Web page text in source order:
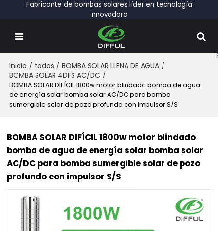
Fabricante de bombas solares líder en tecnología
innovadora
Inicio / todos / BOMBA SOLAR LLENA DE AGUA /
BOMBA SOLAR 4DFS AC/DC /
BOMBA SOLAR DIFÍCIL 1800w motor blindado bomba de agua
de energía solar bomba solar AC/DC para bomba
sumergible solar de pozo profundo con impulsor S/S
BOMBA SOLAR DIFÍCIL 1800w motor blindado
bomba de agua de energía solar bomba solar
AC/DC para bomba sumergible solar de pozo
profundo con impulsor S/S